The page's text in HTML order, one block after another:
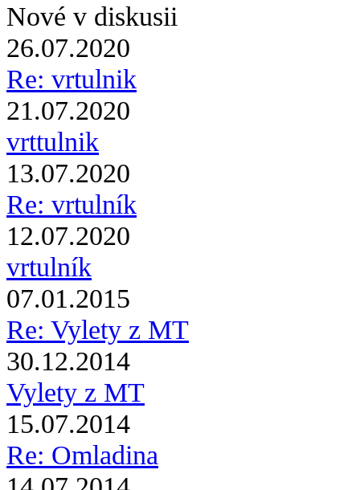
Nové v diskusii
26.07.2020
Re: vrtulnik
21.07.2020
vrttulnik
13.07.2020
Re: vrtulník
12.07.2020
vrtulník
07.01.2015
Re: Vylety z MT
30.12.2014
Vylety z MT
15.07.2014
Re: Omladina